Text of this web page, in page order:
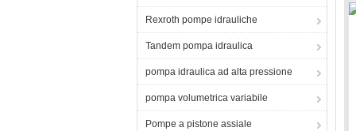
Rexroth pompe idrauliche
Tandem pompa idraulica
pompa idraulica ad alta pressione
pompa volumetrica variabile
Pompe a pistone assiale